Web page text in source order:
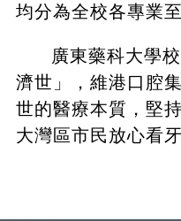
均分為全校各專業至
廣東藥科大學
濟世」，維港口腔
世的醫療本質，堅
大灣區市民放心看